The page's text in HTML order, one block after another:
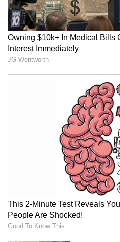
ದೇಶಕ್ಕೆ ಹೆಚ್ಚು ವಿದೇಶಿ
ಮೋದಿಯವರು ಹೇಳಿಕೊಳ್ತಿದ್ದಾರೆ.
ಅವಧಿಯಲ್ಲಿ. ಅದಕ್ಕೆ ಅಡಿಪಾಯ
ವಿಶೇಷವಾಗಿ ಕರ್ನಾಟಕಕ್ಕೆ ಶೇ
ಹರಿದು ಬರುತ್ತಿದೆ. ಕ್ಯಾಶ್ ಲೆಸ್
ಅಪಮೌಲ್ಯ ಮಾಡಿದ್ದೇನೆ
ಹೇಳಿಕೊಂಡ್ರು. ರೂಪಾಯಿ
ವಹಿವಾಟನ್ನ ಕಡಿಮೆ ಮಾಡದಿದ್ದರೆ
ಬಹಿರಂಗವಾಗಿ ಮೋದಿಯವರು
ವಿಪರ್ಯಾಸ ಮೊದಲು 15 ಲಕ್ಷ
ವ್ಯವಹಾರ ಇಂದು 35 ಲಕ್ಷ
ಹರಿದಾಡ್ತಿದೆ.
Trade Deal | Party Rounds